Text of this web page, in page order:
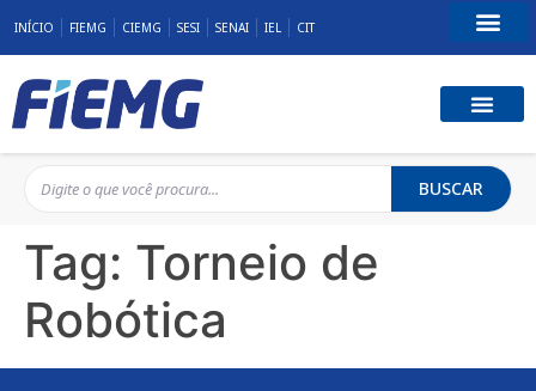
INÍCIO FIEMG CIEMG SESI SENAI IEL CIT
BUSCAR
Tag: Torneio de
Robótica